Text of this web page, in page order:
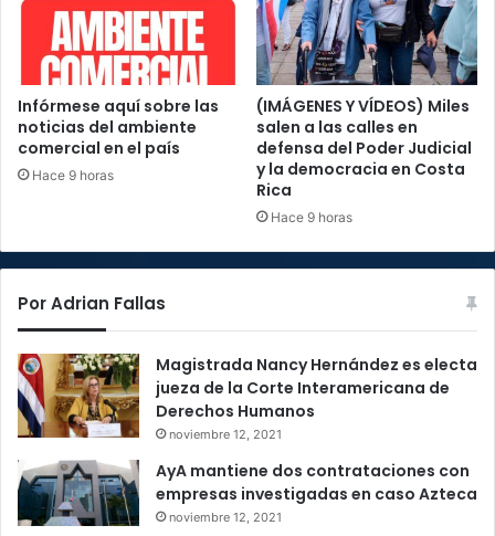
Infórmese aquí sobre las
noticias del ambiente
comercial en el país
Hace 9 horas
(IMÁGENES Y VÍDEOS) Miles
salen a las calles en
defensa del Poder Judicial
y la democracia en Costa
Rica
Hace 9 horas
Por Adrian Fallas
Magistrada Nancy Hernández es electa
jueza de la Corte Interamericana de
Derechos Humanos
noviembre 12, 2021
AyA mantiene dos contrataciones con
empresas investigadas en caso Azteca
noviembre 12, 2021